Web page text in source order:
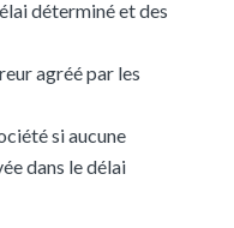
déterminé et des
agréé par les
si aucune
dans le délai